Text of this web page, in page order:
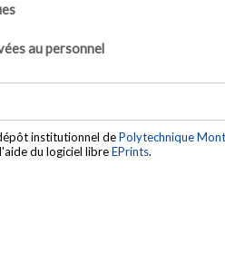
au personnel
institutionnel dePolytechnique
du logiciel libreEPrints.